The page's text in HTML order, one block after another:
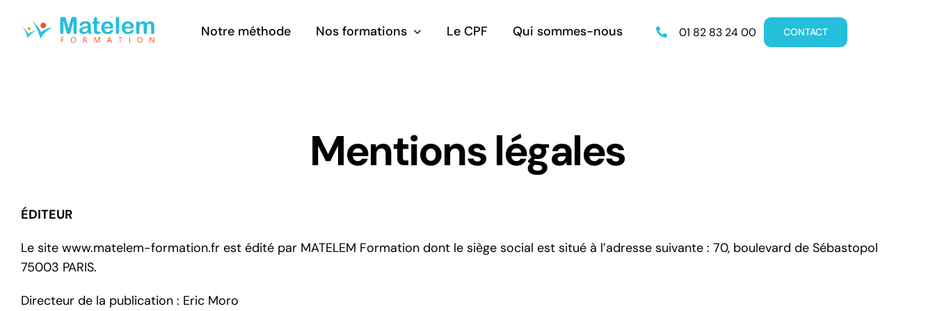
Notre méthode Nos formations
Anglais Espagnol
Le CPF Qui sommes-nous 01 82 83 24 00 CONTACT
Mentions légales
ÉDITEUR
Le site www.matelem-formation.fr est édité par MATELEM Formation dont le siège social est situé à l’adresse suivante : 70, boulevard de Sébastopol
75003 PARIS.
Directeur de la publication : Eric Moro